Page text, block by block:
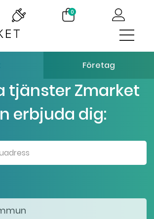
0
Företag
tjänster Zmarket
erbjuda dig: